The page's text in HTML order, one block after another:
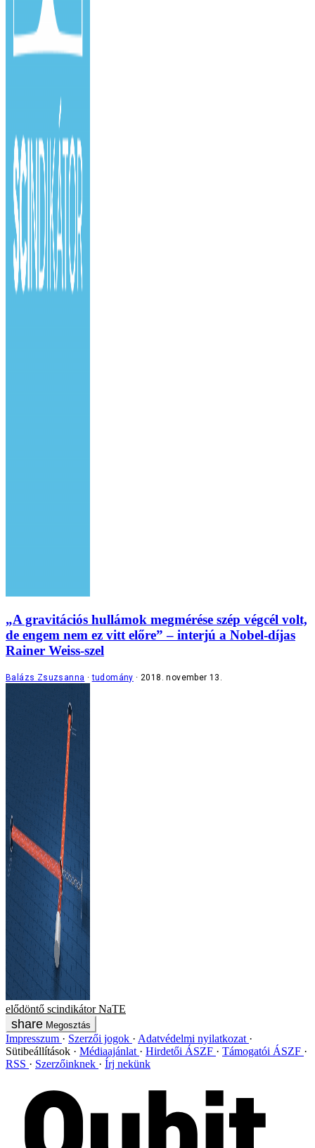
„A gravitációs hullámok megmérése szép végcél volt,
de engem nem ez vitt előre” – interjú a Nobel-díjas
Rainer Weiss-szel
Balázs Zsuzsanna tudomány 2018. november 13.
elődöntő scindikátor NaTE
Megosztás
Impresszum Szerzői jogok
Adatvédelmi nyilatkozat
Sütibeállítások
Médiaajánlat Hirdetői ÁSZF
Támogatói ÁSZF
RSS
Szerzőinknek Írj nekünk